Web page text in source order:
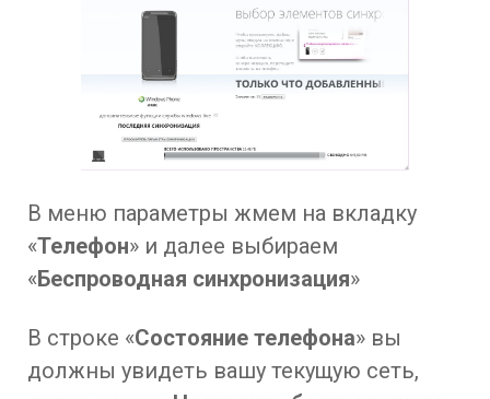
В меню параметры жмем на вкладку
«Телефон» и далее выбираем
«Беспроводная синхронизация»
В строке «Состояние телефона» вы
должны увидеть вашу текущую сеть,